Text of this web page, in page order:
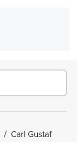
Carl Gustaf